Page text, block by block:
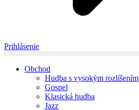
Prihlásenie
Obchod
Hudba s vysokým rozlíšením
Gospel
Klasická hudba
Jazz